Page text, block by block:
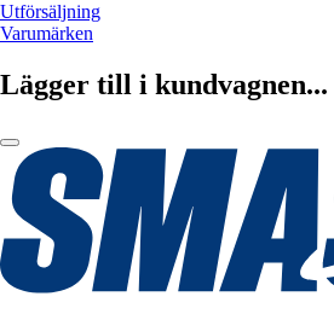
Utförsäljning
Varumärken
Lägger till i kundvagnen...